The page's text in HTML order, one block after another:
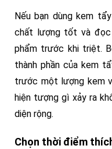
Nếu bạn dùng kem
chất lượng tốt và đọc
phẩm trước khi triệt.
thành phần của kem
trước một lượng kem
hiện tượng gì xảy ra
diện rộng.
Chọn thời điểm